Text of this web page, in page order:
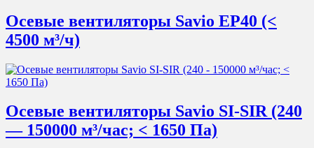
Осевые вентиляторы Savio EP40 (<
4500 м³/ч)
Осевые вентиляторы Savio SI-SIR (240
— 150000 м³/час; < 1650 Па)